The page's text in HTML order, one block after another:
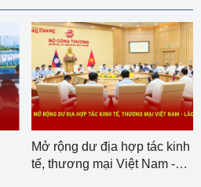
Mở rộng dư địa hợp tác kinh
tế, thương mại Việt Nam -